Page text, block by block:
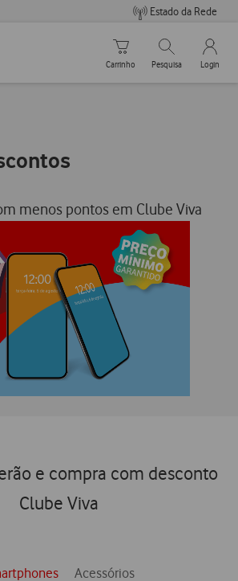
Estado da Rede
Carrinho de compras
Carrinho
Pesquisar
Pesquisa
My
Login
menos pontos em Clube Viva
e compra com desconto
Clube Viva
Acessórios